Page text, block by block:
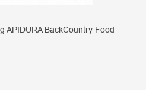
APIDURA BackCountry Food